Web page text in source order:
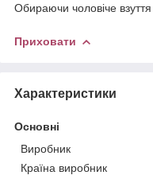
Обираючи чоловіче
Приховати
Характеристики
Основні
Виробник
Країна виробник